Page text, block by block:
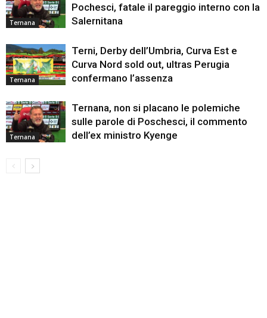
Ternana
Pochesci, fatale il pareggio interno con la
Salernitana
Ternana
Terni, Derby dell’Umbria, Curva Est e
Curva Nord sold out, ultras Perugia
confermano l’assenza
Ternana
Ternana, non si placano le polemiche
sulle parole di Poschesci, il commento
dell’ex ministro Kyenge